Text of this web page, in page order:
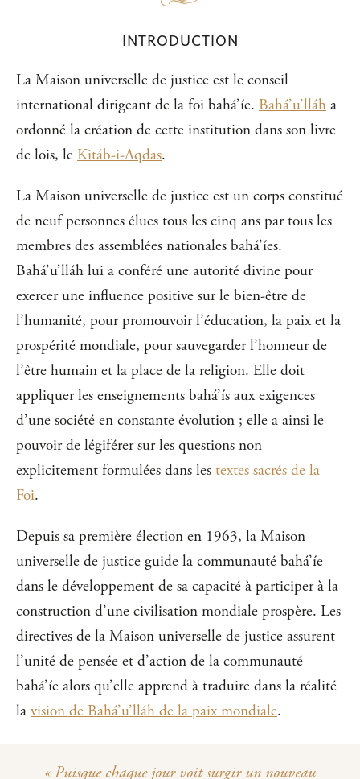
INTRODUCTION
La Maison universelle de justice est le conseil
international dirigeant de la foi bahá’íe. Bahá’u’lláh a
ordonné la création de cette institution dans son livre
de lois, le Kitáb-i-Aqdas.
La Maison universelle de justice est un corps constitué
de neuf personnes élues tous les cinq ans par tous les
membres des assemblées nationales bahá’íes.
Bahá’u’lláh lui a conféré une autorité divine pour
exercer une influence positive sur le bien-être de
l’humanité, pour promouvoir l’éducation, la paix et la
prospérité mondiale, pour sauvegarder l’honneur de
l’être humain et la place de la religion. Elle doit
appliquer les enseignements bahá’ís aux exigences
d’une société en constante évolution ; elle a ainsi le
pouvoir de légiférer sur les questions non
explicitement formulées dans les textes sacrés de la
Foi.
Depuis sa première élection en 1963, la Maison
universelle de justice guide la communauté bahá’íe
dans le développement de sa capacité à participer à la
construction d’une civilisation mondiale prospère. Les
directives de la Maison universelle de justice assurent
l’unité de pensée et d’action de la communauté
bahá’íe alors qu’elle apprend à traduire dans la réalité
la vision de Bahá’u’lláh de la paix mondiale.
« Puisque chaque jour voit surgir un nouveau